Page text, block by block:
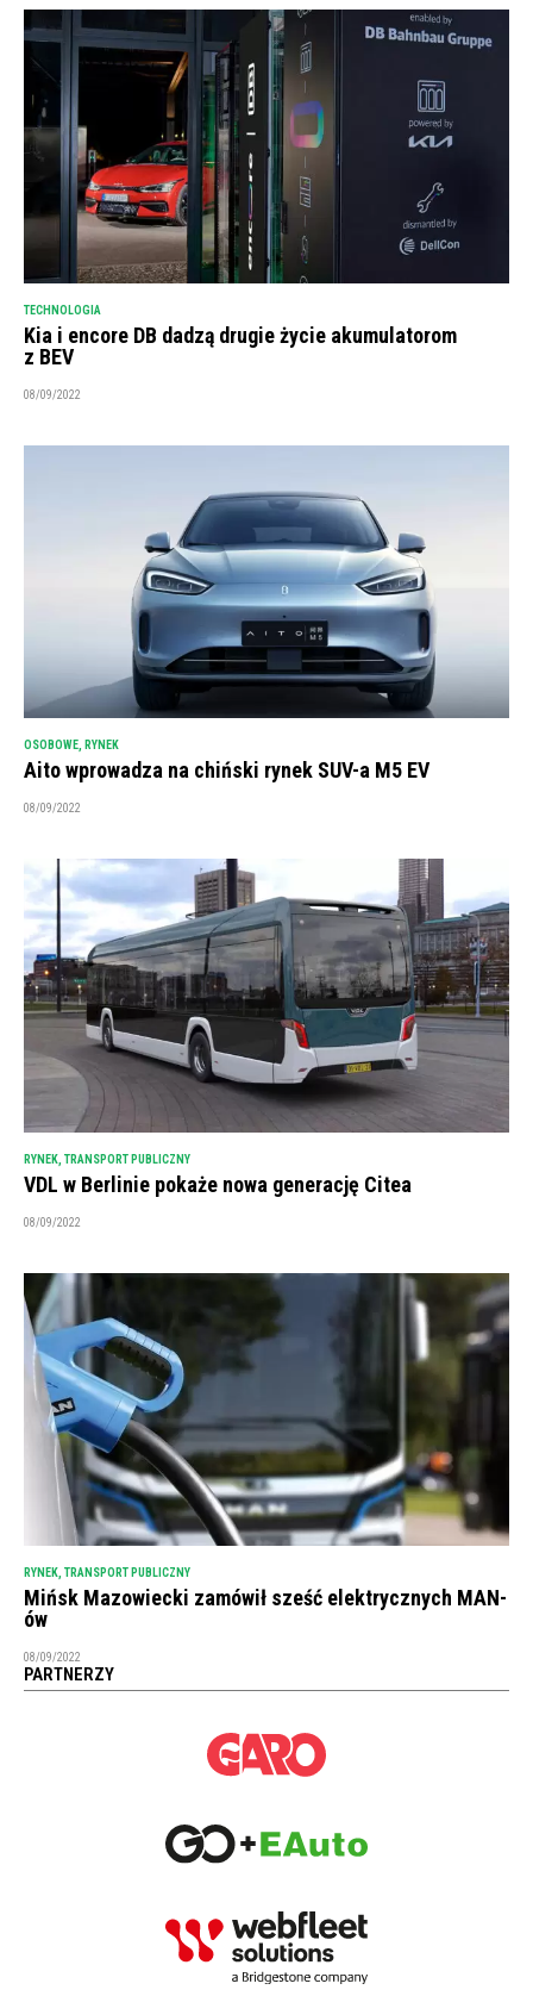
TECHNOLOGIA
Kia i encore DB dadzą drugie życie akumulatorom
z BEV
08/09/2022
OSOBOWE, RYNEK
Aito wprowadza na chiński rynek SUV-a M5 EV
08/09/2022
RYNEK TRANSPORT PUBLICZNY
VDL w Berlinie pokaże nowa generację Citea
08/09/2022
RYNEK, TRANSPORT PUBLICZNY
Mińsk Mazowiecki zamówił sześć elektrycznych MAN-
ów
08/09/2022
PARTNERZY